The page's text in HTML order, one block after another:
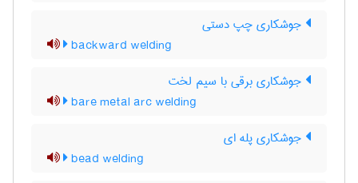
جوشکاری چپ دستی
backward welding
جوشکاری برقی با سیم لخت
bare metal arc welding
جوشکاری پله ای
bead welding